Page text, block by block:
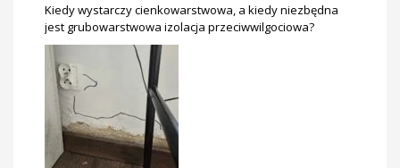
Kiedy wystarczy cienkowarstwowa, a kiedy niezbędna
jest grubowarstwowa izolacja przeciwwilgociowa?